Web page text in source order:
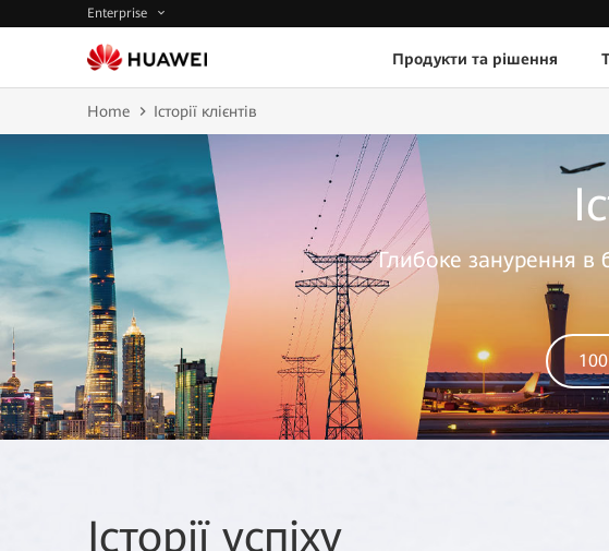
Enterprise
Продукти та рішення
Home Історії клієнтів
Глибоке занурення в
Історіїуспіху